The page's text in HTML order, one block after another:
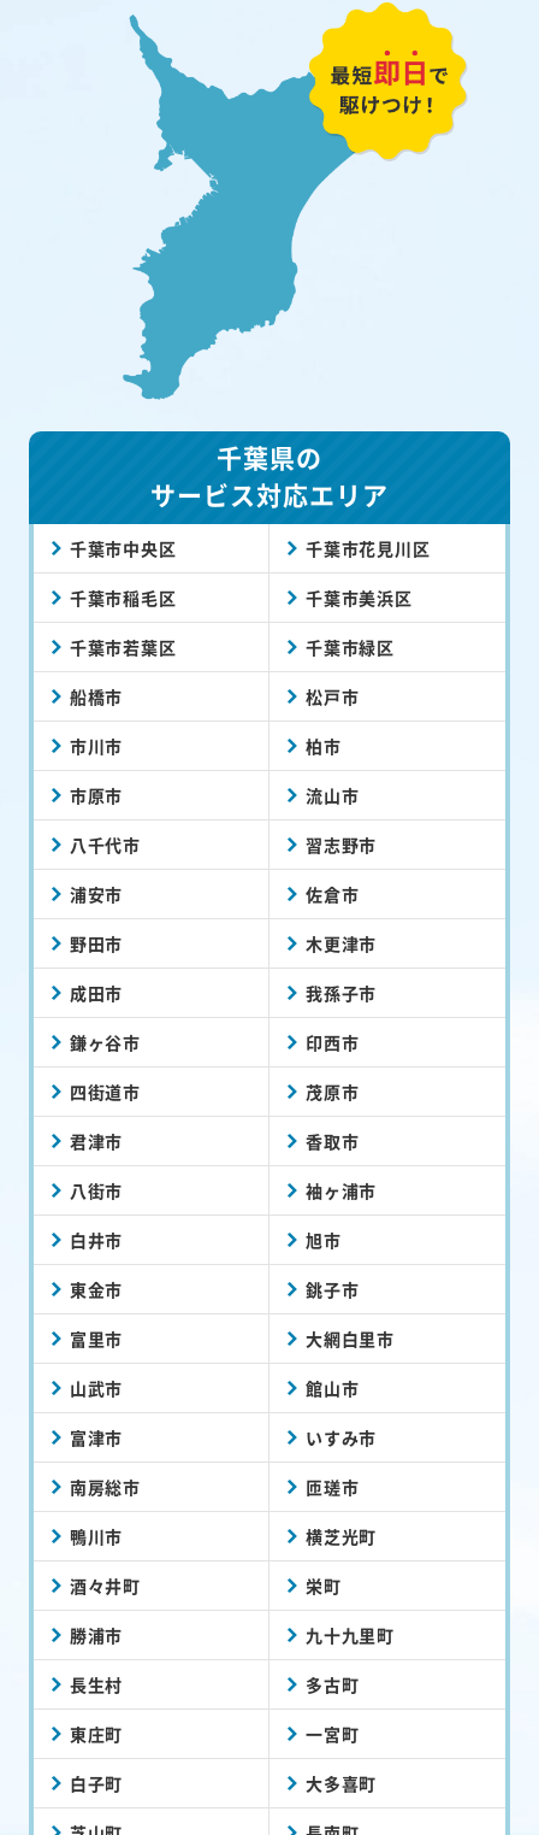
千葉県の
サービス対応エリア
千葉市中央区 千葉市花見川区
千葉市稲毛区 千葉市美浜区
千葉市若葉区 千葉市緑区
船橋市 松戸市
市川市 柏市
市原市 流山市
八千代市 習志野市
浦安市 佐倉市
野田市 木更津市
成田市 我孫子市
鎌ヶ谷市 印西市
四街道市 茂原市
君津市 香取市
八街市 袖ヶ浦市
白井市 旭市
東金市 銚子市
富里市 大網白里市
山武市 館山市
富津市 いすみ市
南房総市 匝瑳市
鴨川市 横芝光町
酒々井町 栄町
勝浦市 九十九里町
長生村 多古町
東庄町 一宮町
白子町 大多喜町